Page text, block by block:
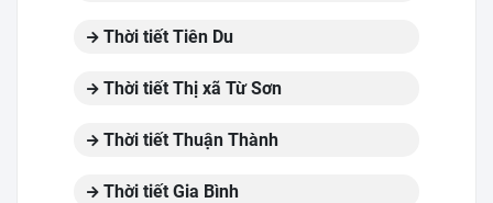
Thời tiết Tiên Du
Thời tiết Thị xã Từ Sơn
Thời tiết Thuận Thành
Thời tiết Gia Bình